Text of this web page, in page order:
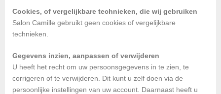
Cookies, of vergelijkbare technieken, die wij gebruiken
Salon Camille gebruikt geen cookies of vergelijkbare
technieken.
Gegevens inzien, aanpassen of verwijderen
U heeft het recht om uw persoonsgegevens in te zien, te
corrigeren of te verwijderen. Dit kunt u zelf doen via de
persoonlijke instellingen van uw account. Daarnaast heeft u